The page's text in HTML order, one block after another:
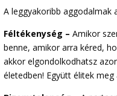
A leggyakoribb aggodalmak
Féltékenység – Amikor
benne, amikor arra kéred,
akkor elgondolkodhatsz
életedben! Együtt élitek